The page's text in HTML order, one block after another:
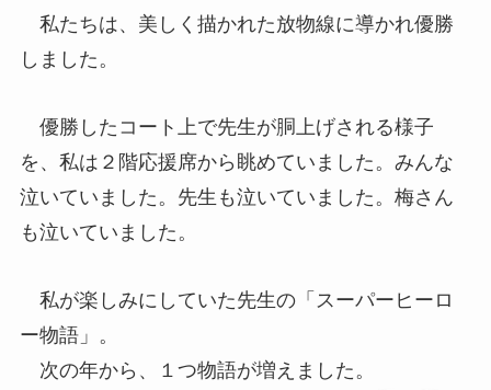
私たちは、美しく描かれた放物線に導かれ優勝
しました。
優勝したコート上で先生が胴上げされる様子
を、私は２階応援席から眺めていました。みんな
泣いていました。先生も泣いていました。梅さん
も泣いていました。
私が楽しみにしていた先生の「スーパーヒーロ
ー物語」。
次の年から、１つ物語が増えました。